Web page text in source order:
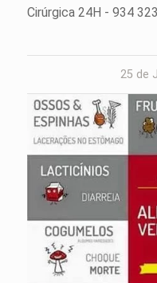
Cirúrgica 24H - 934
25 de